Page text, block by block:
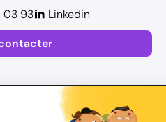
03 93 Linkedin